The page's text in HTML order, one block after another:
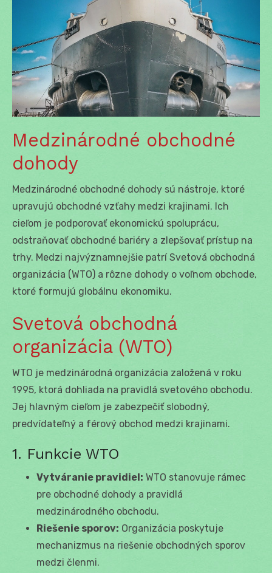
Medzinárodné obchodné
dohody
Medzinárodné obchodné dohody sú nástroje, ktoré
upravujú obchodné vzťahy medzi krajinami. Ich
cieľom je podporovať ekonomickú spoluprácu,
odstraňovať obchodné bariéry a zlepšovať prístup na
trhy. Medzi najvýznamnejšie patrí Svetová obchodná
organizácia (WTO) a rôzne dohody o voľnom obchode,
ktoré formujú globálnu ekonomiku.
Svetová obchodná
organizácia (WTO)
WTO je medzinárodná organizácia založená v roku
1995, ktorá dohliada na pravidlá svetového obchodu.
Jej hlavným cieľom je zabezpečiť slobodný,
predvídateľný a férový obchod medzi krajinami.
1. Funkcie WTO
Vytváranie pravidiel: WTO stanovuje rámec
pre obchodné dohody a pravidlá
medzinárodného obchodu.
Riešenie sporov: Organizácia poskytuje
mechanizmus na riešenie obchodných sporov
medzi členmi.